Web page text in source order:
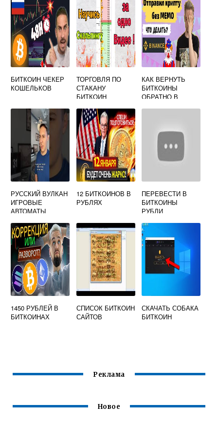
БИТКОИН ЧЕКЕР
КОШЕЛЬКОВ
ТОРГОВЛЯ ПО
СТАКАНУ
БИТКОИН
КАК ВЕРНУТЬ
БИТКОИНЫ
ОБРАТНО В
РУССКИЙ ВУЛКАН
ИГРОВЫЕ
АВТОМАТЫ
ИГРАТЬ НА
БИТКОИН
12 БИТКОИНОВ В
РУБЛЯХ
ПЕРЕВЕСТИ В
БИТКОИНЫ
РУБЛИ
1450 РУБЛЕЙ В
БИТКОИНАХ
СПИСОК БИТКОИН
САЙТОВ
СКАЧАТЬ СОБАКА
БИТКОИН
Реклама
Новое